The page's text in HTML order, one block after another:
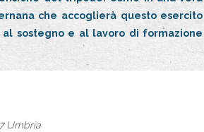
che accoglierà questo esercito
sostegno e al lavoro di formazione
Umbria